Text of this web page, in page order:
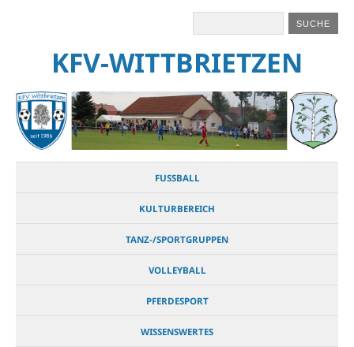
KFV-WITTBRIETZEN
FUSSBALL
KULTURBEREICH
TANZ-/SPORTGRUPPEN
VOLLEYBALL
PFERDESPORT
WISSENSWERTES